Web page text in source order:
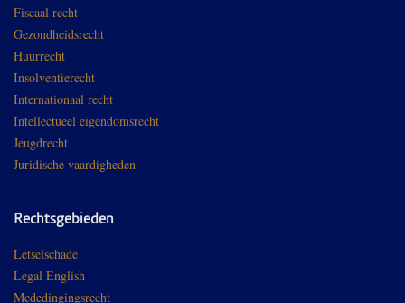
Fiscaal recht
Gezondheidsrecht
Huurrecht
Insolventierecht
Internationaal recht
Intellectueel eigendomsrecht
Jeugdrecht
Juridische vaardigheden
Rechtsgebieden
Letselschade
Legal English
Mededingingsrecht